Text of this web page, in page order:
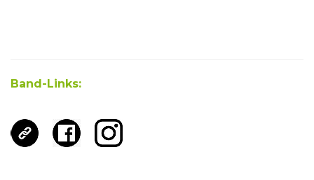
Band-Links: